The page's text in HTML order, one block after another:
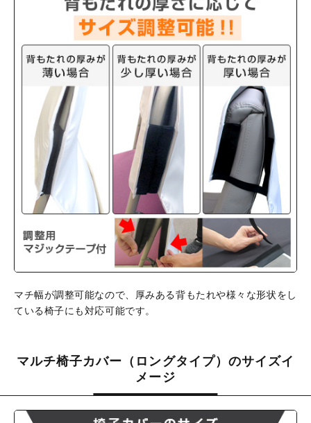
マチ幅が調整可能なので、厚みある背もたれや様々な形状をし
ている椅子にも対応可能です。
マルチ椅子カバー（ロングタイプ）のサイズイ
メージ